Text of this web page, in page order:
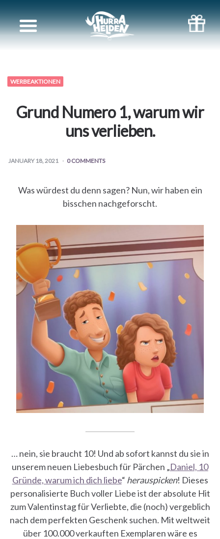
WERBEAKTIONEN
Grund Numero 1, warum wir
uns verlieben.
JANUARY 18, 2021 0 COMMENTS
Was würdest du denn sagen? Nun, wir haben ein
bisschen nachgeforscht.
… nein, sie braucht 10! Und ab sofort kannst du sie in
unserem neuen Liebesbuch für Pärchen „Daniel, 10
Gründe, warum ich dich liebe“ herauspicken! Dieses
personalisierte Buch voller Liebe ist der absolute Hit
zum Valentinstag für Verliebte, die (noch) vergeblich
nach dem perfekten Geschenk suchen. Mit weltweit
über 100.000 verkauften Exemplaren wäre es
Unsere